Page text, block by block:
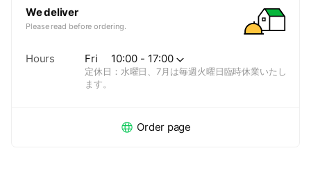
We deliver
Please read before ordering.
Hours Fri 10:00 - 17:00
定休日：水曜日、7月は毎週火曜日臨時休業いたし
ます。
Order page